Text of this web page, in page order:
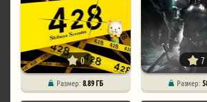
0
Размер:8.89 ГБ
7
Размер: